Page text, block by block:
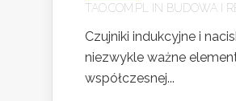
TAO.COM.PL
IN BUDOWA I
Czujniki indukcyjne i
niezwykle ważne
współczesnej...